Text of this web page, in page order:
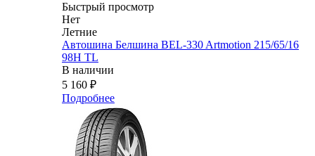
Быстрый просмотр
Нет
Летние
Автошина Белшина BEL-330 Artmotion 215/65/16
98H TL
В наличии
5 160 ₽
Подробнее